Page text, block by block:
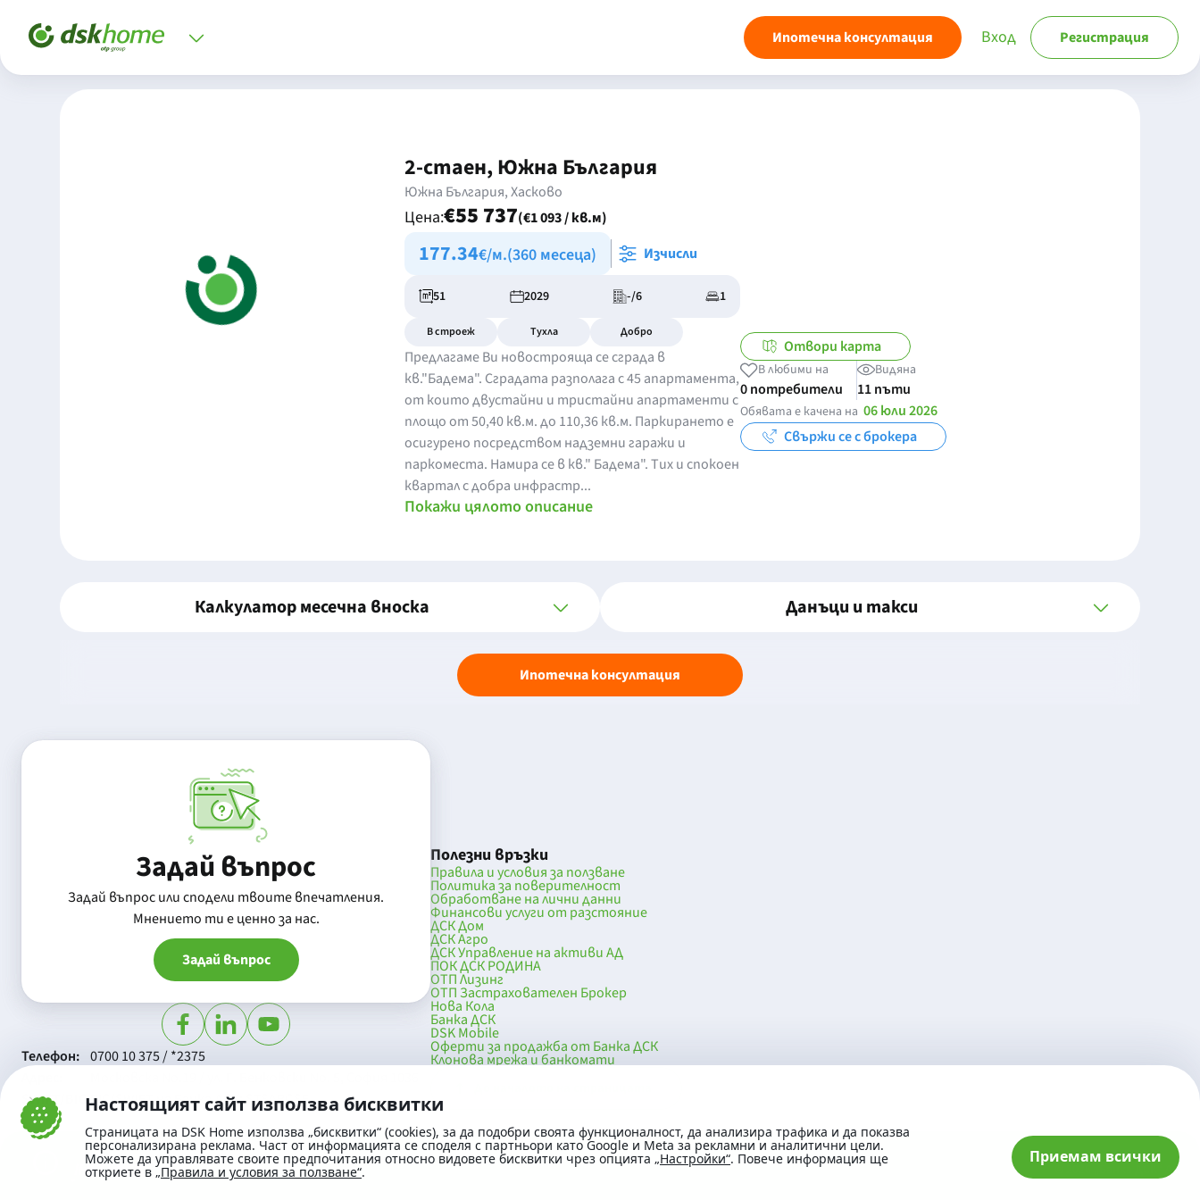
Настоящият сайт използва бисквитки
Страницата на DSK Home използва „бисквитки“ (cookies), за да подобри своята функционалност, да анализира трафика и да показва
персонализирана реклама. Част от информацията се споделя с партньори като Google и Meta за рекламни и аналитични цели.
Можете да управлявате своите предпочитания относно видовете бисквитки чрез опцията „Настройки“. Повече информация ще
откриете в „Правила и условия за ползване“.
Приемам всички
Ипотечна консултация Вход Регистрация
2-стаен, Южна България
Южна България, Хасково
Цена:€55 737(€1 093 / кв.м)
177.34€/м.(360 месеца) Изчисли
51 2029 -/6 1
В строеж Тухла Добро
Предлагаме Ви новострояща се сграда в
кв."Бадема". Сградата разполага с 45 апартамента,
от които двустайни и тристайни апартаменти с
площо от 50,40 кв.м. до 110,36 кв.м. Паркирането е
осигурено посредством надземни гаражи и
паркоместа. Намира се в кв." Бадема". Тих и спокоен
квартал с добра инфрастр...
Покажи цялото описание
Отвори карта
В любими на
0 потребители
Видяна
11 пъти
Обявата е качена на 06 юли 2026
Свържи се с брокера
Калкулатор месечна вноска Данъци и такси
Ипотечна консултация
Задай въпрос
Задай въпрос или сподели твоите впечатления.
Mнението ти е ценно за нас.
Задай въпрос
Телефон:
SWIFT/BIC:
0700 10 375 / *2375
BIC/SWIFT на Банка ДСК: STSABGSF
Полезни връзки
Правила и условия за ползване
Политика за поверителност
Обработване на лични данни
Финансови услуги от разстояние
ДСК Дом
ДСК Агро
ДСК Управление на активи АД
ПОК ДСК РОДИНА
ОТП Лизинг
ОТП Застрахователен Брокер
Нова Кола
Банка ДСК
DSK Mobile
Оферти за продажба от Банка ДСК
Клонова мрежа и банкомати
© 2026 „Банка ДСК“ АД